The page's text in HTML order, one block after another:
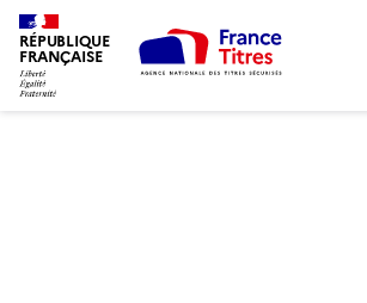
RÉPUBLIQUE
FRANÇAISE